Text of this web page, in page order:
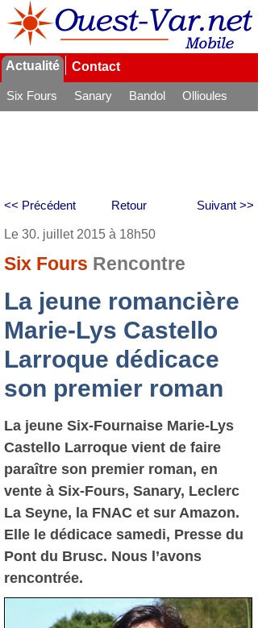
Actualité Contact
Six Fours Sanary Bandol
Ollioules
Retour
<< Précédent Suivant >>
Le 30. juillet 2015 à 18h50
Six Fours Rencontre
La jeune romancière
Marie-Lys Castello
Larroque dédicace
son premier roman
La jeune Six-Fournaise Marie-Lys
Castello Larroque vient de faire
paraître son premier roman, en
vente à Six-Fours, Sanary, Leclerc
La Seyne, la FNAC et sur Amazon.
Elle le dédicace samedi, Presse du
Pont du Brusc. Nous l’avons
rencontrée.